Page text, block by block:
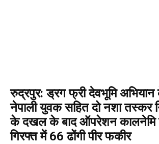
रुद्रपुर: ड्रग फ्री देवभूमि
नेपाली युवक सहित दो नशा तस्कर
के दखल के बाद ऑपरेशन कालनेमि
गिरफ्त में 66 ढोंगी पीर फकीर